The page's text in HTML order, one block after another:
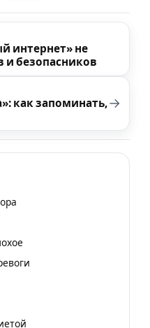
интернет» не
и безопасников
как запоминать,→